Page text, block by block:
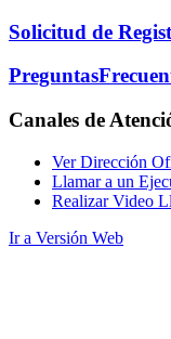
Solicitud de
Preguntas
Canales de
Ver Dirección
Llamar a un
Realizar Video
Ir a Versión Web